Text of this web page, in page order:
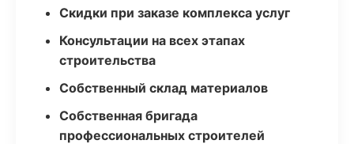
Скидки при заказе комплекса услуг
Консультации на всех этапах
строительства
Собственный склад материалов
Собственная бригада
профессиональных строителей